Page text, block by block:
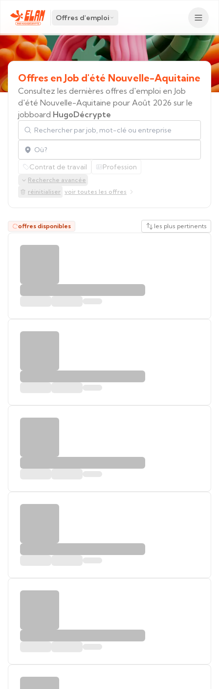
Offres d'emploi
Offres en Job d'été Nouvelle-Aquitaine
Consultez les dernières offres d'emploi en Job
d'été Nouvelle-Aquitaine pour Août 2026 sur le
jobboard HugoDécrypte
Rechercher par job, mot-clé ou entreprise
Localisation
Contrat de travail Profession
Recherche avancée
réinitialiser voir toutes les offres
offres disponibles les plus pertinents